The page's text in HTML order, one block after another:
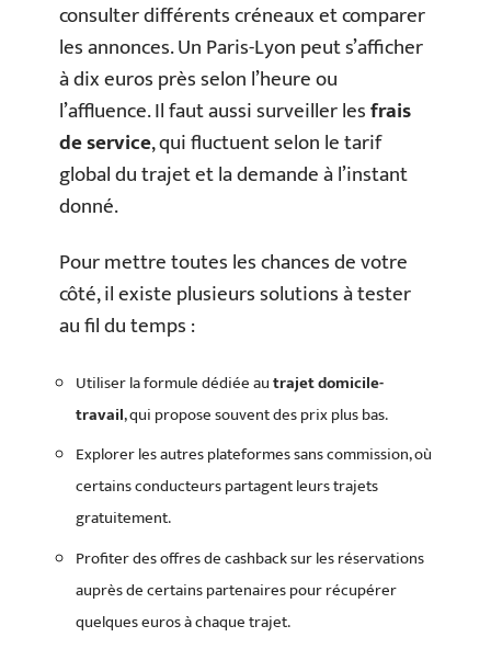
consulter différents créneaux et comparer
les annonces. Un Paris-Lyon peut s’afficher
à dix euros près selon l’heure ou
l’affluence. Il faut aussi surveiller lesfrais
de service, qui fluctuent selon le tarif
global du trajet et la demande à l’instant
donné.
Pour mettre toutes les chances de votre
côté, il existe plusieurs solutions à tester
au fil du temps :
Utiliser la formule dédiée autrajet domicile-
travail, qui propose souvent des prix plus bas.
Explorer les autres plateformes sans commission, où
certains conducteurs partagent leurs trajets
gratuitement.
Profiter des offres de cashback sur les réservations
auprès de certains partenaires pour récupérer
quelques euros à chaque trajet.